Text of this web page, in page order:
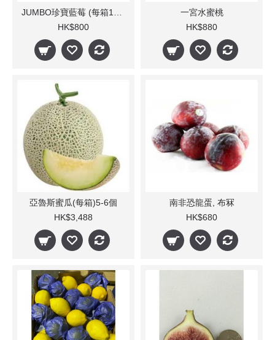
HK$800
一宮水蜜桃
HK$880
亞魯斯蜜瓜(每箱)5-6個
HK$3,488
南非恐龍蛋, 布冧
HK$680